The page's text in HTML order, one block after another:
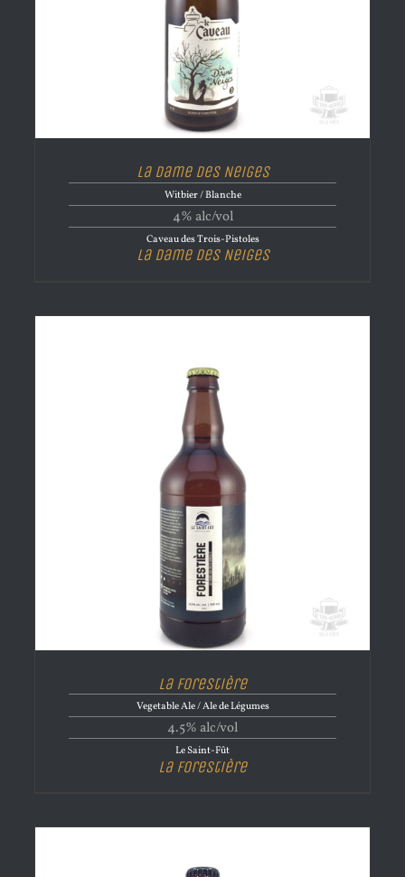
La Dame des Neiges
Witbier / Blanche
4% alc/vol
Caveau des Trois-Pistoles
La Dame des Neiges
La Forestière
Vegetable Ale / Ale de Légumes
4.5% alc/vol
Le Saint-Fût
La Forestière